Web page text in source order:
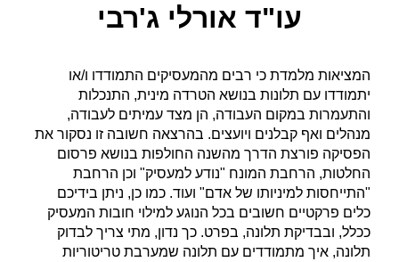
עו"ד אורלי ג'רבי
המציאות מלמדת כי רבים מהמעסיקים התמודדו ו/או
יתמודדו עם תלונות בנושא הטרדה מינית, התנכלות
והתעמרות במקום העבודה, הן מצד עמיתים לעבודה,
מנהלים ואף קבלנים ויועצים. בהרצאה חשובה זו נסקור את
הפסיקה פורצת הדרך מהשנה החולפות בנושא פרסום
החלטות, הרחבת המונח "נודע למעסיק" וכן הרחבת
"התייחסות למיניותו של אדם" ועוד. כמו כן, ניתן בידיכם
כלים פרקטיים חשובים בכל הנוגע למילוי חובות המעסיק
ככלל, ובבדיקת תלונה, בפרט. כך נדון, מתי צריך לבדוק
תלונה, איך מתמודדים עם תלונה שמערבת טריטוריות